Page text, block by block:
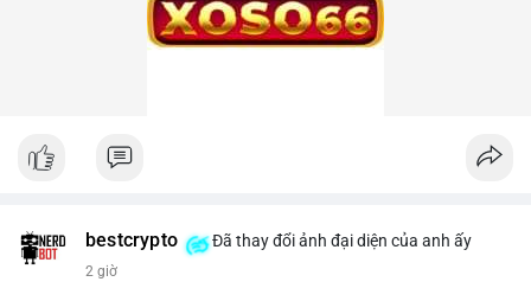
bestcrypto Đã thay đổi ảnh đại diện của anh ấy
2 giờ